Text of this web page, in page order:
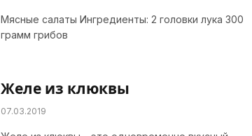
Мясные салаты Ингредиенты: 2 головки лука 300
грамм грибов
Желе из клюквы
07.03.2019